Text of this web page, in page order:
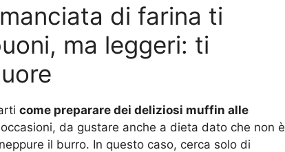
di farina ti
ma leggeri: ti
come preparare dei deliziosi muffin alle
da gustare anche a dieta dato che non è
il burro. In questo caso, cerca solo di